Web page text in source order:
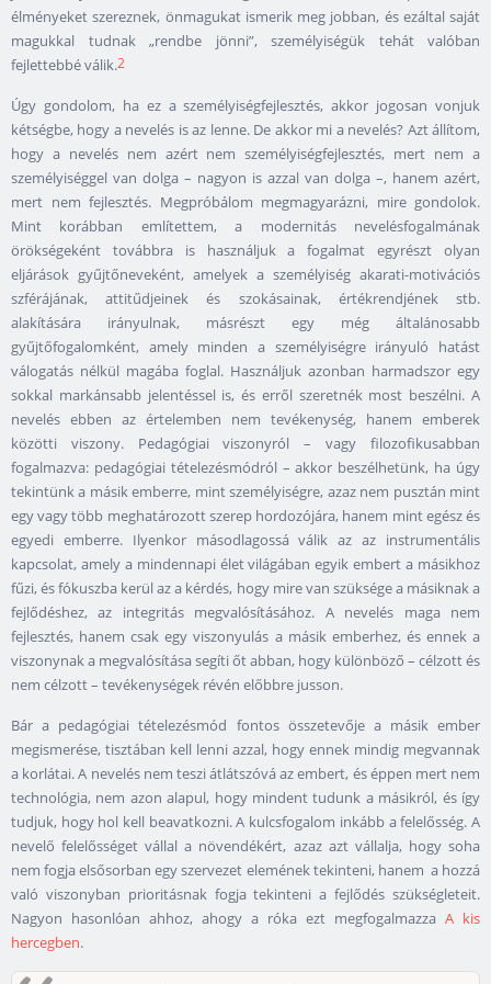
élményeket szereznek, önmagukat ismerik meg jobban, és ezáltal saját
magukkal tudnak „rendbe jönni”, személyiségük tehát valóban
fejlettebbé válik.2
Úgy gondolom, ha ez a személyiségfejlesztés, akkor jogosan vonjuk
kétségbe, hogy a nevelés is az lenne. De akkor mi a nevelés? Azt állítom,
hogy a nevelés nem azért nem személyiségfejlesztés, mert nem a
személyiséggel van dolga – nagyon is azzal van dolga –, hanem azért,
mert nem fejlesztés. Megpróbálom megmagyarázni, mire gondolok.
Mint korábban említettem, a modernitás nevelésfogalmának
örökségeként továbbra is használjuk a fogalmat egyrészt olyan
eljárások gyűjtőneveként, amelyek a személyiség akarati-motivációs
szférájának, attitűdjeinek és szokásainak, értékrendjének stb.
alakítására irányulnak, másrészt egy még általánosabb
gyűjtőfogalomként, amely minden a személyiségre irányuló hatást
válogatás nélkül magába foglal. Használjuk azonban harmadszor egy
sokkal markánsabb jelentéssel is, és erről szeretnék most beszélni. A
nevelés ebben az értelemben nem tevékenység, hanem emberek
közötti viszony. Pedagógiai viszonyról – vagy filozofikusabban
fogalmazva: pedagógiai tételezésmódról – akkor beszélhetünk, ha úgy
tekintünk a másik emberre, mint személyiségre, azaz nem pusztán mint
egy vagy több meghatározott szerep hordozójára, hanem mint egész és
egyedi emberre. Ilyenkor másodlagossá válik az az instrumentális
kapcsolat, amely a mindennapi élet világában egyik embert a másikhoz
fűzi, és fókuszba kerül az a kérdés, hogy mire van szüksége a másiknak a
fejlődéshez, az integritás megvalósításához. A nevelés maga nem
fejlesztés, hanem csak egy viszonyulás a másik emberhez, és ennek a
viszonynak a megvalósítása segíti őt abban, hogy különböző – célzott és
nem célzott – tevékenységek révén előbbre jusson.
Bár a pedagógiai tételezésmód fontos összetevője a másik ember
megismerése, tisztában kell lenni azzal, hogy ennek mindig megvannak
a korlátai. A nevelés nem teszi átlátszóvá az embert, és éppen mert nem
technológia, nem azon alapul, hogy mindent tudunk a másikról, és így
tudjuk, hogy hol kell beavatkozni. A kulcsfogalom inkább a felelősség. A
nevelő felelősséget vállal a növendékért, azaz azt vállalja, hogy soha
nem fogja elsősorban egy szervezet elemének tekinteni, hanem a hozzá
való viszonyban prioritásnak fogja tekinteni a fejlődés szükségleteit.
Nagyon hasonlóan ahhoz, ahogy a róka ezt megfogalmazza A kis
hercegben.